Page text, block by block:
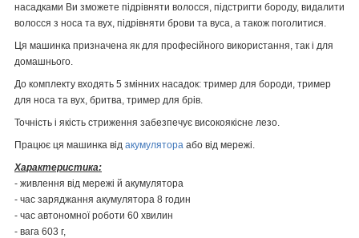
насадками Ви зможете підрівняти волосся, підстригти бороду, видалити
волосся з носа та вух, підрівняти брови та вуса, а також поголитися.
Ця машинка призначена як для професійного використання, так і для
домашнього.
До комплекту входять 5 змінних насадок: тример для бороди, тример
для носа та вух, бритва, тример для брів.
Точність і якість стриження забезпечує високоякісне лезо.
Працює ця машинка від акумулятора або від мережі.
Характеристика:
- живлення від мережі й акумулятора
- час заряджання акумулятора 8 годин
- час автономної роботи 60 хвилин
- вага 603 г,